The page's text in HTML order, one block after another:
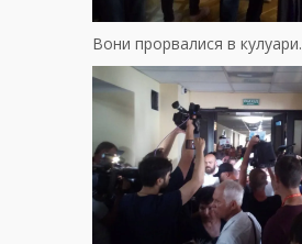
Вони прорвалися в кулуари.